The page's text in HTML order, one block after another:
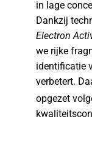
in lage
Dankzij
Electron
we rijke
identificatie
verbetert.
opgezet